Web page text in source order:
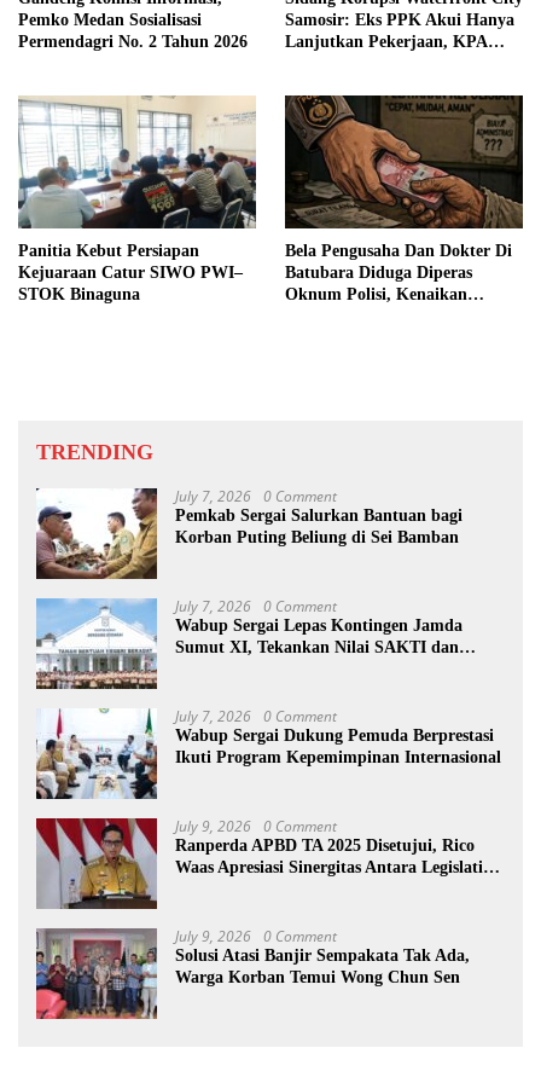
Pemko Medan Sosialisasi
Permendagri No. 2 Tahun 2026
Samosir: Eks PPK Akui Hanya
Lanjutkan Pekerjaan, KPA
Panitia Kebut Persiapan
Kejuaraan Catur SIWO PWI–
STOK Binaguna
Bela Pengusaha Dan Dokter Di
Batubara Diduga Diperas
Oknum Polisi, Kenaikan
TRENDING
July 7, 2026 0 Comment
Pemkab Sergai Salurkan Bantuan bagi
Korban Puting Beliung di Sei Bamban
July 7, 2026 0 Comment
Wabup Sergai Lepas Kontingen Jamda
Sumut XI, Tekankan Nilai SAKTI dan
July 7, 2026 0 Comment
Wabup Sergai Dukung Pemuda Berprestasi
Ikuti Program Kepemimpinan Internasional
July 9, 2026 0 Comment
Ranperda APBD TA 2025 Disetujui, Rico
Waas Apresiasi Sinergitas Antara Legislatif
July 9, 2026 0 Comment
Solusi Atasi Banjir Sempakata Tak Ada,
Warga Korban Temui Wong Chun Sen